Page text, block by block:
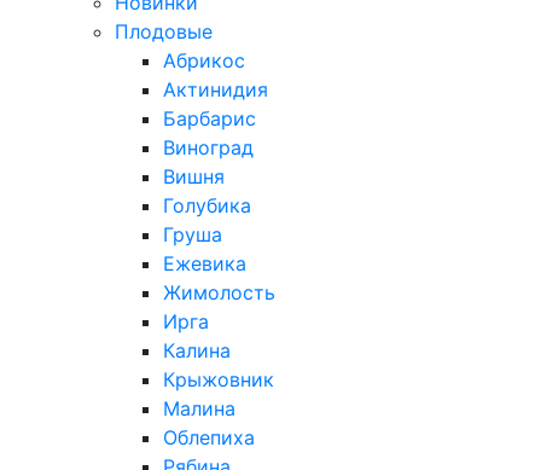
Плодовые
Абрикос
Актинидия
Барбарис
Виноград
Вишня
Голубика
Груша
Ежевика
Жимолость
Ирга
Калина
Крыжовник
Малина
Облепиха